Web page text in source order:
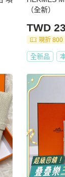
（全新）
TWD
現折 800
全新品